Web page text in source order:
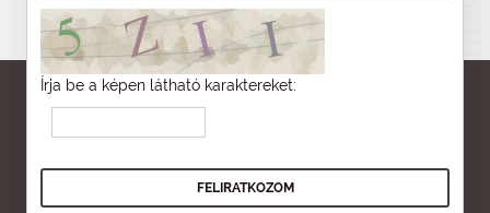
Írja be a képen látható karaktereket: